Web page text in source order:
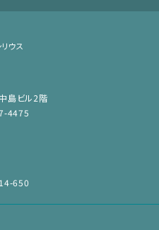
ウス
島ビル2階
4475
650